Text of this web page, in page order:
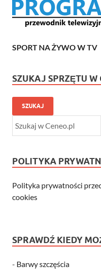
SPORT NA ŻYWO W TV
SZUKAJ SPRZĘTU W
SZUKAJ
POLITYKA
Polityka prywatności
cookies
SPRAWDŹ KIEDY
- Barwy szczęścia